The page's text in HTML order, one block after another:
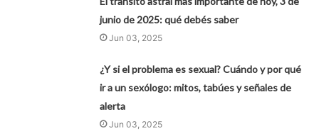
junio de 2025: qué debés saber
Jun 03, 2025
¿Y si el problema es sexual? Cuándo y por qué
ir a un sexólogo: mitos, tabúes y señales de
alerta
Jun 03, 2025